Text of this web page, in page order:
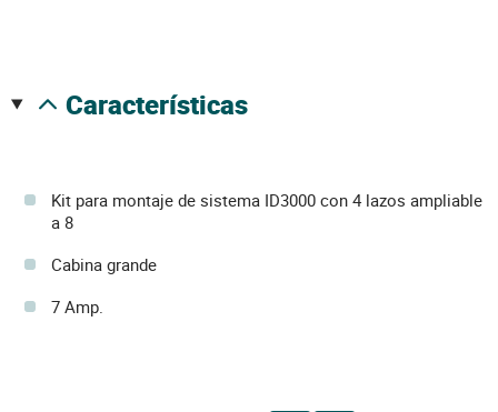
características
Kit para montaje de sistema ID3000 con 4 lazos ampliable
a 8
Cabina grande
7 Amp.